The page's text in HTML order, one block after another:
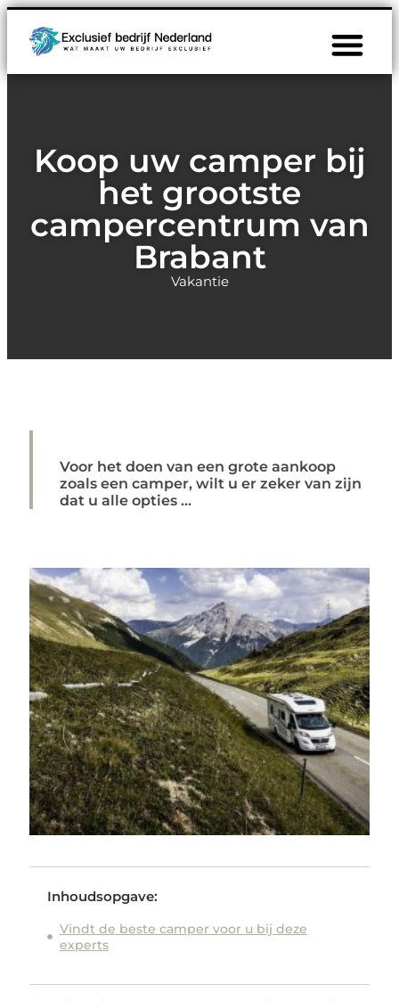
Koop uw camper bij
het grootste
campercentrum van
Brabant
Vakantie
Voor het doen van een grote aankoop
zoals een camper, wilt u er zeker van zijn
dat u alle opties ...
Inhoudsopgave:
Vindt de beste camper voor u bij deze
experts